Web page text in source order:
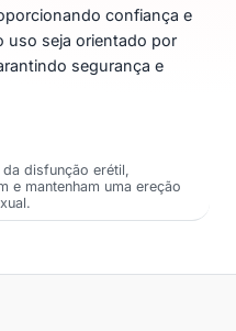
confiança e
uso seja orientado por
segurança e
disfunção erétil,
e mantenham uma ereção